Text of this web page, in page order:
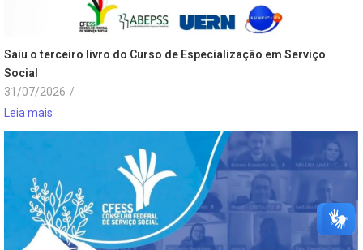
Saiu o terceiro livro do Curso de Especialização em Serviço
Social
31/07/2026 /
Leia mais